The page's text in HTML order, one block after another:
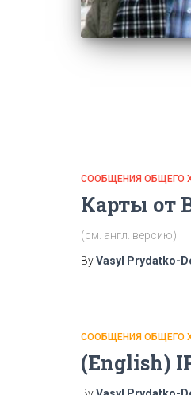
СООБЩЕНИЯ ОБЩЕГО
Карты от
(см. англ. версию)
ByVasyl Prydatko-
СООБЩЕНИЯ ОБЩЕГО
(English)